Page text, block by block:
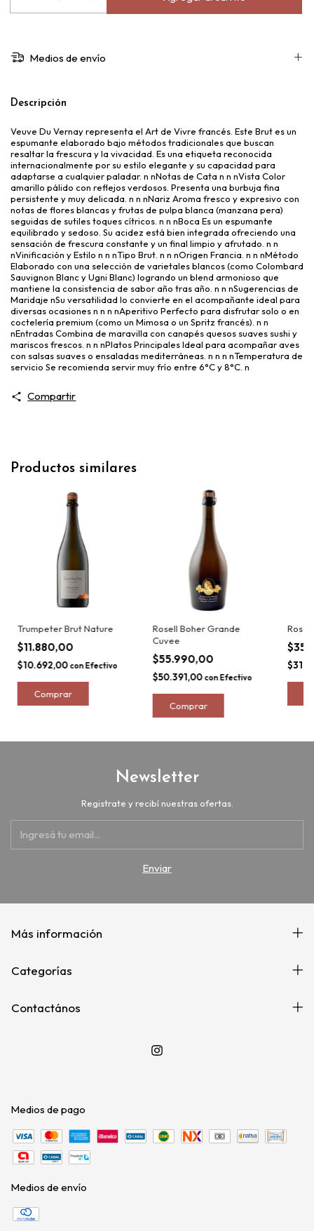
Medios de envío
Descripción
Veuve Du Vernay representa el Art de Vivre francés. Este Brut es un
espumante elaborado bajo métodos tradicionales que buscan
resaltar la frescura y la vivacidad. Es una etiqueta reconocida
internacionalmente por su estilo elegante y su capacidad para
adaptarse a cualquier paladar. n nNotas de Cata n n nVista Color
amarillo pálido con reflejos verdosos. Presenta una burbuja fina
persistente y muy delicada. n n nNariz Aroma fresco y expresivo con
notas de flores blancas y frutas de pulpa blanca (manzana pera)
seguidas de sutiles toques cítricos. n n nBoca Es un espumante
equilibrado y sedoso. Su acidez está bien integrada ofreciendo una
sensación de frescura constante y un final limpio y afrutado. n n
nVinificación y Estilo n n nTipo Brut. n n nOrigen Francia. n n nMétodo
Elaborado con una selección de varietales blancos (como Colombard
Sauvignon Blanc y Ugni Blanc) logrando un blend armonioso que
mantiene la consistencia de sabor año tras año. n n nSugerencias de
Maridaje nSu versatilidad lo convierte en el acompañante ideal para
diversas ocasiones n n n nAperitivo Perfecto para disfrutar solo o en
coctelería premium (como un Mimosa o un Spritz francés). n n
nEntradas Combina de maravilla con canapés quesos suaves sushi y
mariscos frescos. n n nPlatos Principales Ideal para acompañar aves
con salsas suaves o ensaladas mediterráneas. n n n nTemperatura de
servicio Se recomienda servir muy frío entre 6°C y 8°C. n
Compartir
Productos similares
Trumpeter Brut Nature
$11.880,00
$10.692,00 con Efectivo
Rosell Boher Grande
Cuvee
$55.990,00
$50.391,00 con Efectivo
Newsletter
Registrate y recibí nuestras ofertas.
Más información
Categorías
Contactános
Medios de pago
Medios de envío